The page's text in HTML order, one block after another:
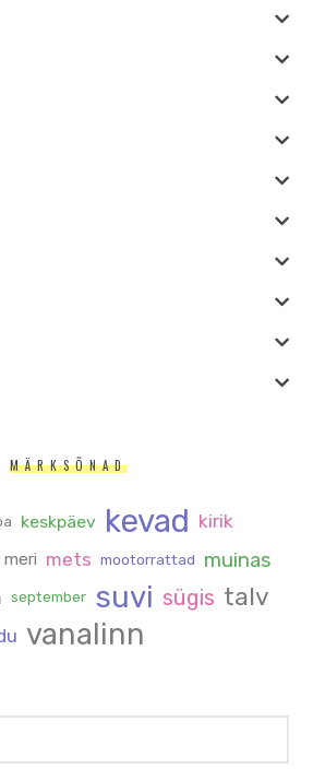
MÄRKSÕNAD
keskpäev kevad kirik
meri mets mootorrattad muinas
september suvi sügis talv
vanalinn